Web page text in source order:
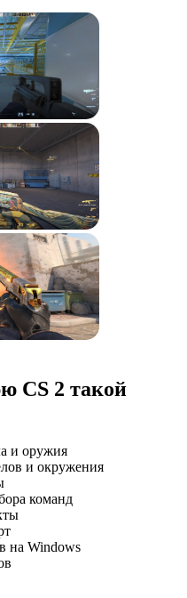
CS 2 такой
и оружия
и окружения
команд
на Windows